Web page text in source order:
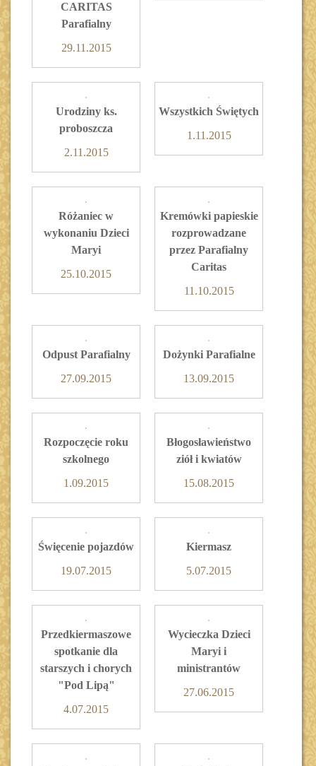
CARITAS
Parafialny
29.11.2015
Urodziny ks.
proboszcza
2.11.2015
Wszystkich Świętych
1.11.2015
Różaniec w
wykonaniu Dzieci
Maryi
25.10.2015
Kremówki papieskie
rozprowadzane
przez Parafialny
Caritas
11.10.2015
Odpust Parafialny
27.09.2015
Dożynki Parafialne
13.09.2015
Rozpoczęcie roku
szkolnego
1.09.2015
Błogosławieństwo
ziół i kwiatów
15.08.2015
Święcenie pojazdów
19.07.2015
Kiermasz
5.07.2015
Przedkiermaszowe
spotkanie dla
starszych i chorych
"Pod Lipą"
4.07.2015
Wycieczka Dzieci
Maryi i
ministrantów
27.06.2015